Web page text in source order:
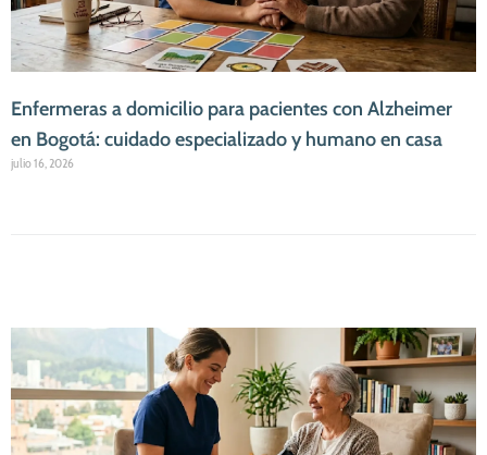
Enfermeras a domicilio para pacientes con Alzheimer
en Bogotá: cuidado especializado y humano en casa
julio 16, 2026